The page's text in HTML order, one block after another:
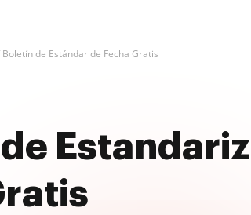
Boletín de Estándar de Fecha Gratis